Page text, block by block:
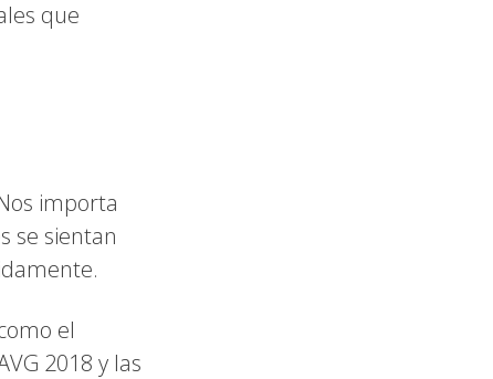
que
importa
se sientan
el
2018 y las